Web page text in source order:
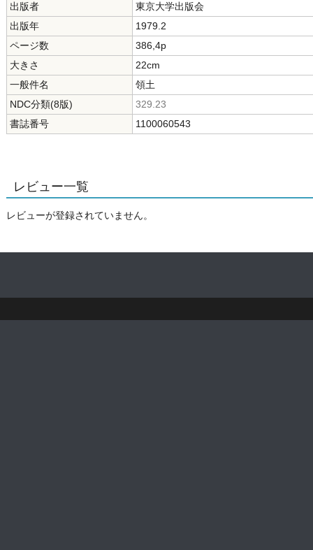
出版者
東京大学出版会
出版年
1979.2
ページ数
386,4p
大きさ
22cm
一般件名
領土
NDC分類(8版)
329.23
書誌番号
1100060543
レビュー一覧
レビューが登録されていません。